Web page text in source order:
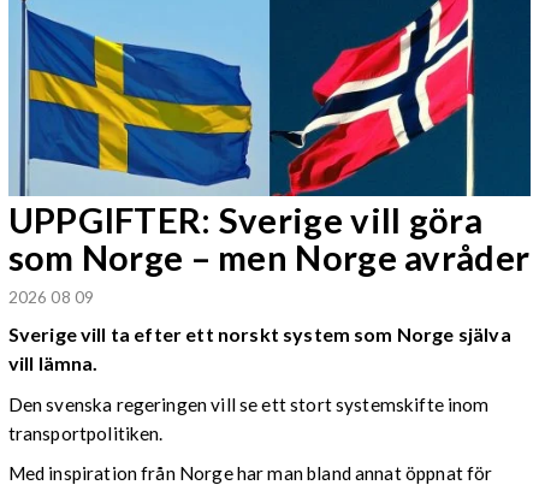
UPPGIFTER: Sverige vill göra
som Norge – men Norge avråder
2026 08 09
Sverige vill ta efter ett norskt system som Norge själva
vill lämna.
Den svenska regeringen vill se ett stort systemskifte inom
transportpolitiken.
Med inspiration från Norge har man bland annat öppnat för